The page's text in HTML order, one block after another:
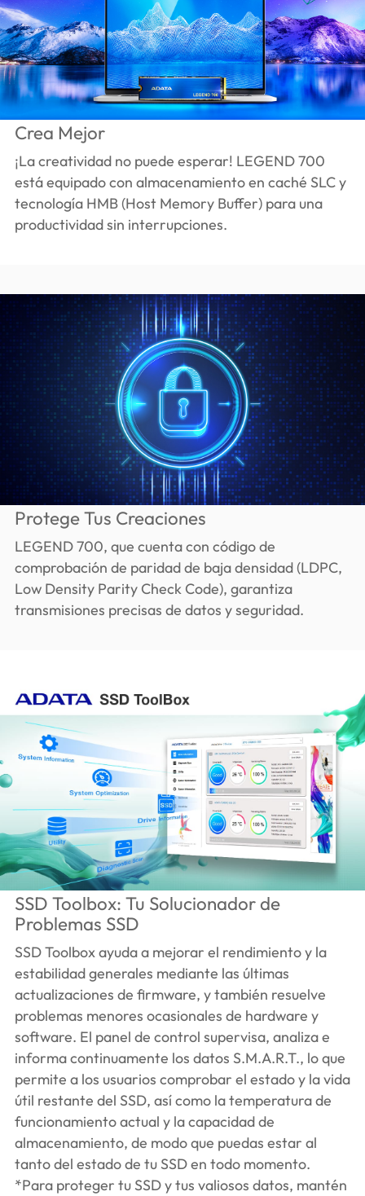
Crea Mejor
¡La creatividad no puede esperar! LEGEND 700
está equipado con almacenamiento en caché SLC y
tecnología HMB (Host Memory Buffer) para una
productividad sin interrupciones.
Protege Tus Creaciones
LEGEND 700, que cuenta con código de
comprobación de paridad de baja densidad (LDPC,
Low Density Parity Check Code), garantiza
transmisiones precisas de datos y seguridad.
SSD Toolbox: Tu Solucionador de
Problemas SSD
SSD Toolbox ayuda a mejorar el rendimiento y la
estabilidad generales mediante las últimas
actualizaciones de firmware, y también resuelve
problemas menores ocasionales de hardware y
software. El panel de control supervisa, analiza e
informa continuamente los datos S.M.A.R.T., lo que
permite a los usuarios comprobar el estado y la vida
útil restante del SSD, así como la temperatura de
funcionamiento actual y la capacidad de
almacenamiento, de modo que puedas estar al
tanto del estado de tu SSD en todo momento.
*Para proteger tu SSD y tus valiosos datos, mantén